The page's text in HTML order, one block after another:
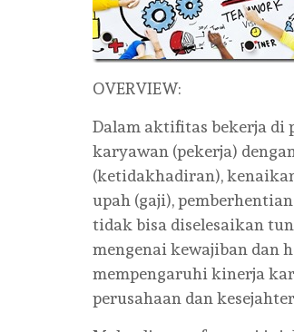
OVERVIEW:
Dalam aktifitas bekerja di
karyawan (pekerja)
(ketidakhadiran),
upah (gaji),
tidak bisa diselesaikan
mengenai kewajiban dan
mempengaruhi kinerja
perusahaan dan